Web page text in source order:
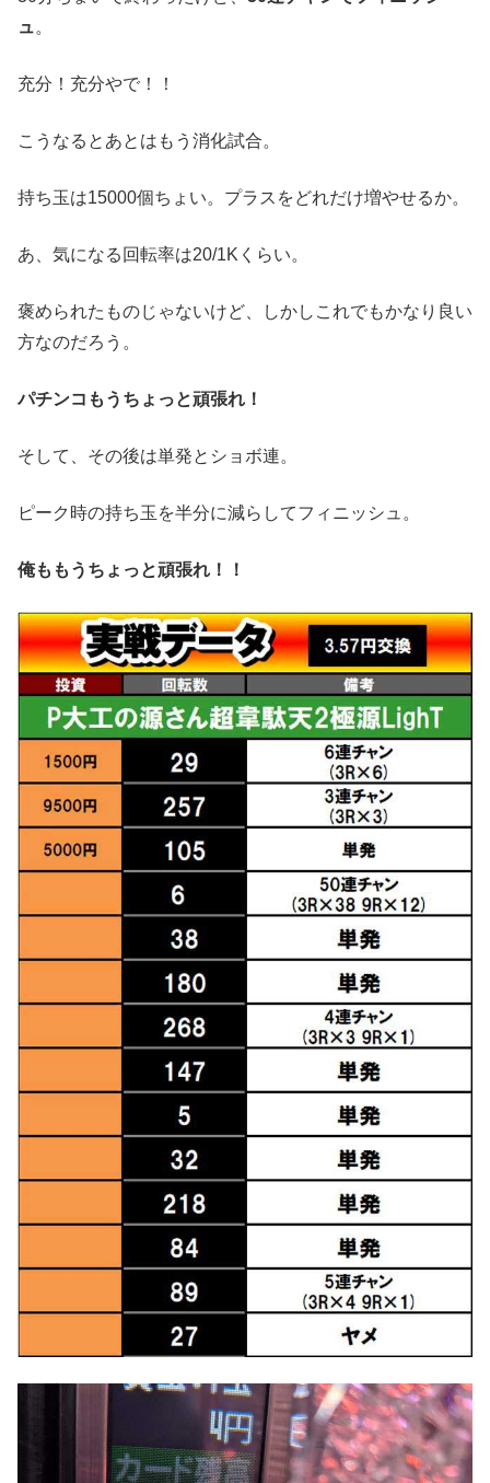
ュ。
充分！充分やで！！
こうなるとあとはもう消化試合。
持ち玉は15000個ちょい。プラスをどれだけ増やせるか。
あ、気になる回転率は20/1K くらい。
褒められたものじゃないけど、しかしこれでもかなり良い
方なのだろう。
パチンコもうちょっと頑張れ！
そして、その後は単発とショボ連。
ピーク時の持ち玉を半分に減らしてフィニッシュ。
俺ももうちょっと頑張れ！！